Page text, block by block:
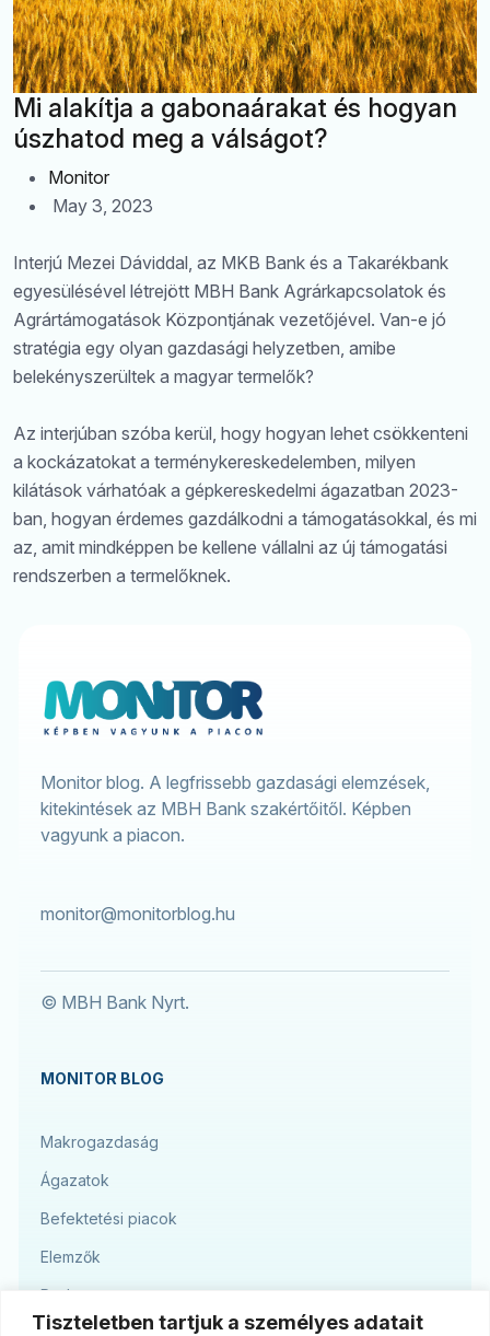
Tiszteletben tartjuk a személyes adatait
Mi alakítja a gabonaárakat és hogyan
úszhatod meg a válságot?
Monitor
May 3, 2023
Interjú Mezei Dáviddal, az MKB Bank és a Takarékbank
egyesülésével létrejött MBH Bank Agrárkapcsolatok és
Agrártámogatások Központjának vezetőjével. Van-e jó
stratégia egy olyan gazdasági helyzetben, amibe
belekényszerültek a magyar termelők?
Az interjúban szóba kerül, hogy hogyan lehet csökkenteni
a kockázatokat a terménykereskedelemben, milyen
kilátások várhatóak a gépkereskedelmi ágazatban 2023-
ban, hogyan érdemes gazdálkodni a támogatásokkal, és mi
az, amit mindképpen be kellene vállalni az új támogatási
rendszerben a termelőknek.
Monitor blog. A legfrissebb gazdasági elemzések,
kitekintések az MBH Bank szakértőitől. Képben
vagyunk a piacon.
monitor@monitorblog.hu
© MBH Bank Nyrt.
MONITOR BLOG
Makrogazdaság
Ágazatok
Befektetési piacok
Elemzők
Podcast